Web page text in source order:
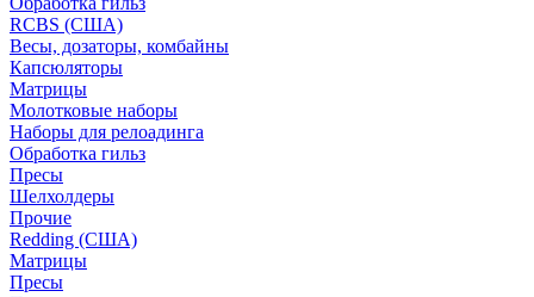
RCBS (США)
Весы, дозаторы, комбайны
Капсюляторы
Матрицы
Молотковые наборы
Наборы для релоадинга
Обработка гильз
Пресы
Шелхолдеры
Прочие
Redding (США)
Матрицы
Пресы